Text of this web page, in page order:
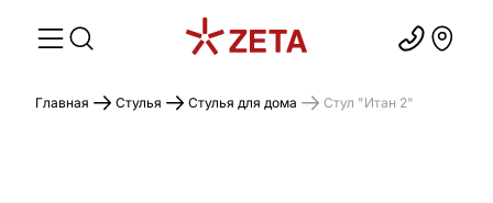
Главная Стулья Стулья для дома Стул "Итан 2"